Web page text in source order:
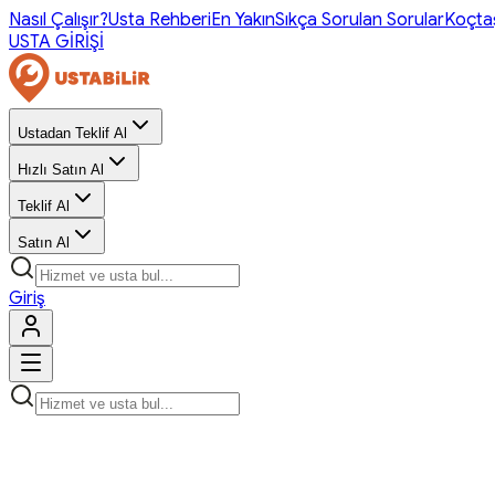
Nasıl Çalışır?Usta RehberiEn YakınSıkça Sorulan Sorular
USTA GİRİŞİ
Ustadan Teklif Al
Hızlı Satın Al
Teklif Al
Satın Al
Giriş